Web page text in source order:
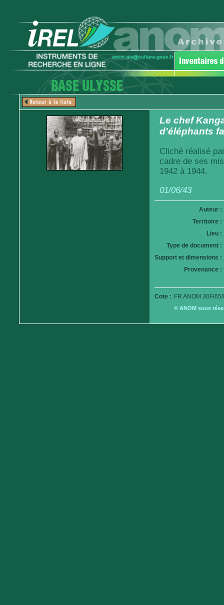
Le chef
d'éléphants
Cliché réalisé
cadre de ses
1942 à 1944.
01/06/43
Auteur :
Territoire :
Lieu :
Type de document :
Support et dimensions :
Provenance :
Cote : FR ANOM
© ANOM sous